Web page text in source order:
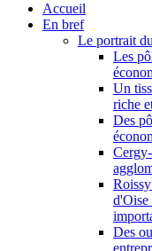
Accueil
En bref
Le portrait
Les
Un
riche
Des
d'Oise
Des